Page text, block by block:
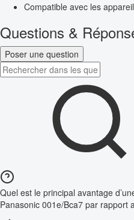
Compatible avec les
Questions &
Poser une question
Quel est le principal avantage
Panasonic 001e/Bca7 par rapport